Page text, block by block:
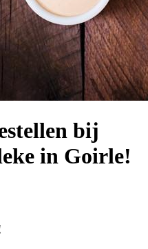
bij
in Goirle!